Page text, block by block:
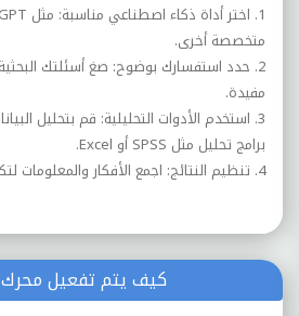
متخصصة أخرى.
2. حدد استفسارك بوضوح: صغ أسئلتك
مفيدة.
3. استخدم الأدوات التحليلية: قم بتحليل
برامج تحليل مثل SPSS أو Excel.
4. تنظيم النتائج: اجمع الأفكار والمعلومات لتكوين محتوى البحث.
كيف يتم تفعيل محرك